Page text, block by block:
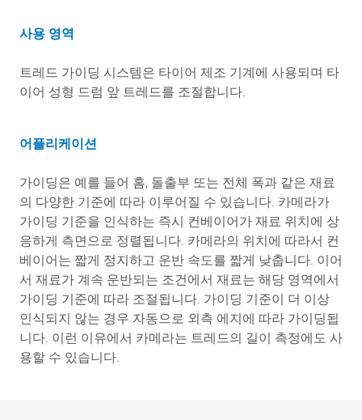
사용 영역
트레드 가이딩 시스템은 타이어 제조 기계에 사용되며 타
이어 성형 드럼 앞 트레드를 조절합니다.
어플리케이션
가이딩은 예를 들어 홈, 돌출부 또는 전체 폭과 같은 재료
의 다양한 기준에 따라 이루어질 수 있습니다. 카메라가
가이딩 기준을 인식하는 즉시 컨베이어가 재료 위치에 상
응하게 측면으로 정렬됩니다. 카메라의 위치에 따라서 컨
베이어는 짧게 정지하고 운반 속도를 짧게 낮춥니다. 이어
서 재료가 계속 운반되는 조건에서 재료는 해당 영역에서
가이딩 기준에 따라 조절됩니다. 가이딩 기준이 더 이상
인식되지 않는 경우 자동으로 외측 에지에 따라 가이딩됩
니다. 이런 이유에서 카메라는 트레드의 길이 측정에도 사
용할 수 있습니다.